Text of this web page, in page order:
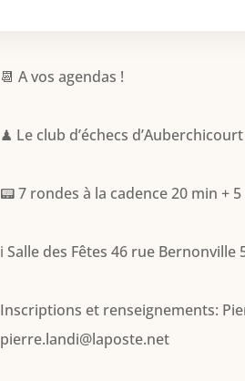
📆 A vos agendas !
♟ Le club d’échecs
📟 7 rondes à la cadence 20 min +
ℹ Salle des Fêtes 46 rue
Inscriptions et renseignements:
pierre.landi@laposte.net